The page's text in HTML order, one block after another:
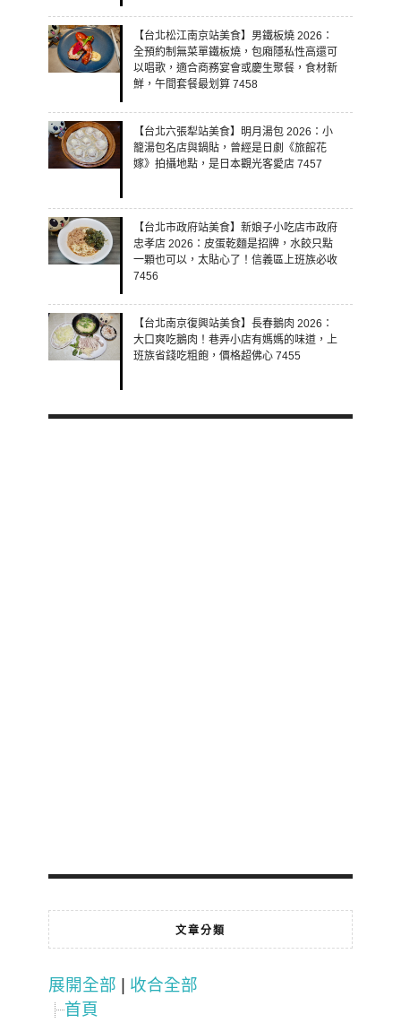
【台北松江南京站美食】男鐵板燒 2026：
全預約制無菜單鐵板燒，包廂隱私性高還可
以唱歌，適合商務宴會或慶生聚餐，食材新
鮮，午間套餐最划算 7458
【台北六張犁站美食】明月湯包 2026：小
籠湯包名店與鍋貼，曾經是日劇《旅館花
嫁》拍攝地點，是日本觀光客愛店 7457
【台北市政府站美食】新娘子小吃店市政府
忠孝店 2026：皮蛋乾麵是招牌，水餃只點
一顆也可以，太貼心了！信義區上班族必收
7456
【台北南京復興站美食】長春鵝肉 2026：
大口爽吃鵝肉！巷弄小店有媽媽的味道，上
班族省錢吃粗飽，價格超佛心 7455
文章分類
展開全部
收合全部
首頁